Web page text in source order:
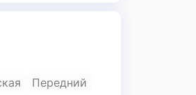
Передний